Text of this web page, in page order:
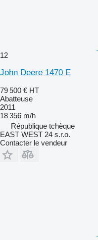
12
John Deere 1470 E
79 500 € HT
Abatteuse
2011
18 356 m/h
République tchèque
EAST WEST 24 s.r.o.
Contacter le vendeur